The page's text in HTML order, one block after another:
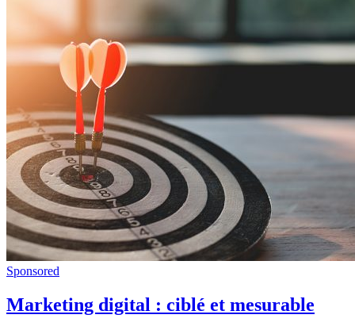
Sponsored
Marketing digital : ciblé et mesurable